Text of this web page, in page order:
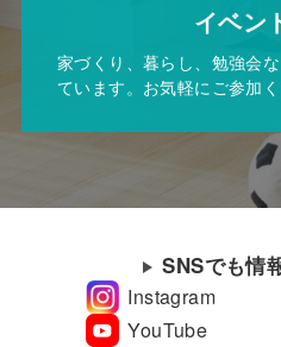
イベン
家づくり、暮らし、勉強会
ています。お気軽にご参加く
SNSでも情
Instagram
YouTube